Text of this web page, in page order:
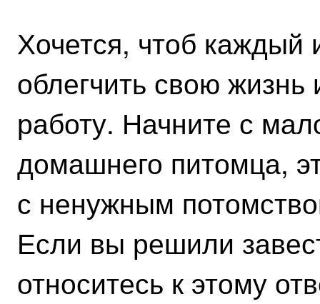
Хочется, чтоб каждый
облегчить свою
работу. Начните с
домашнего питомца,
с ненужным
Если вы решили
относитесь к этому